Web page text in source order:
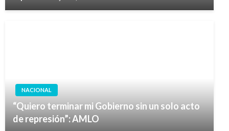
NACIONAL
“Quiero terminar mi Gobierno sin un solo acto
de represión”: AMLO